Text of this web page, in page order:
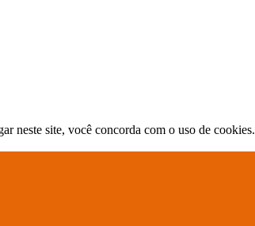
neste site, você concorda com o uso de cookies.